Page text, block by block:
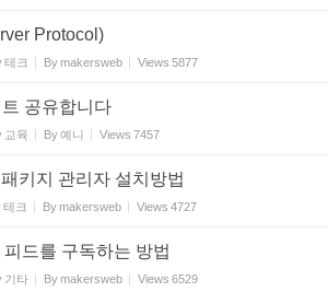
Protocol)
테크 Bymakersweb Views 5877
공유합니다
교육 By예니 Views 7457
키지 관리자 설치방법
테크 Bymakersweb Views 4727
드를 구독하는 방법
기타 Bymakersweb Views 6529